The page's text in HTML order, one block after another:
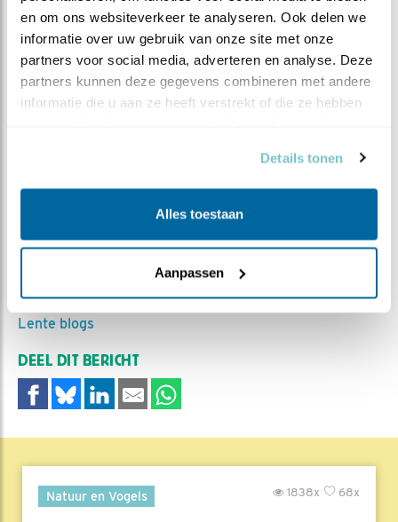
en om ons websiteverkeer te analyseren. Ook delen we
informatie over uw gebruik van onze site met onze
partners voor social media, adverteren en analyse. Deze
partners kunnen deze gegevens combineren met andere
informatie die u aan ze heeft verstrekt of die ze hebben
Details tonen
Alles toestaan
Aanpassen
uitgestorven, door het gebruik van zware
pesticiden zoals DDT. Om de ooievaar te laten
terugkeren, hebben vele vrijwilligers en
Vogelbescherming Nederland zich sinds 1969 flink
ingezet. Het doel was de terugkeer van de ooievaar
broedparen neemt weer toe. Bezoek dewebsite
van STORK
Vind ik leuk
MEER OVER
Lente blogs
DEEL DIT BERICHT
Natuur en Vogels 68x
1838x